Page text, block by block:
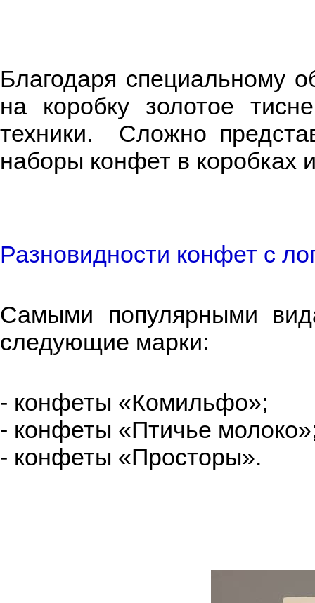
Благодаря специальному
на коробку золотое
техники. Сложно
наборы конфет в коробках
Разновидности конфет с
Самыми популярными
следующие марки:
- конфеты «Комильфо»;
- конфеты «Птичье
- конфеты «Просторы».